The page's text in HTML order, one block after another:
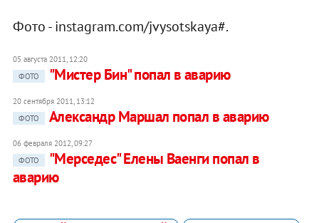
Фото - instagram.com/jvysotskaya#.
05 августа 2011, 12:20
ФОТО
"Мистер Бин" попал в аварию
20 сентября 2011, 13:12
ФОТО
Александр Маршал попал в аварию
06 февраля 2012, 09:27
ФОТО
"Мерседес" Елены Ваенги попал в
аварию